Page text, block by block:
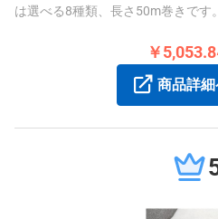
は選べる8種類、長さ50m巻きです
を使用し、難燃加工済みの高性能
￥
商品詳